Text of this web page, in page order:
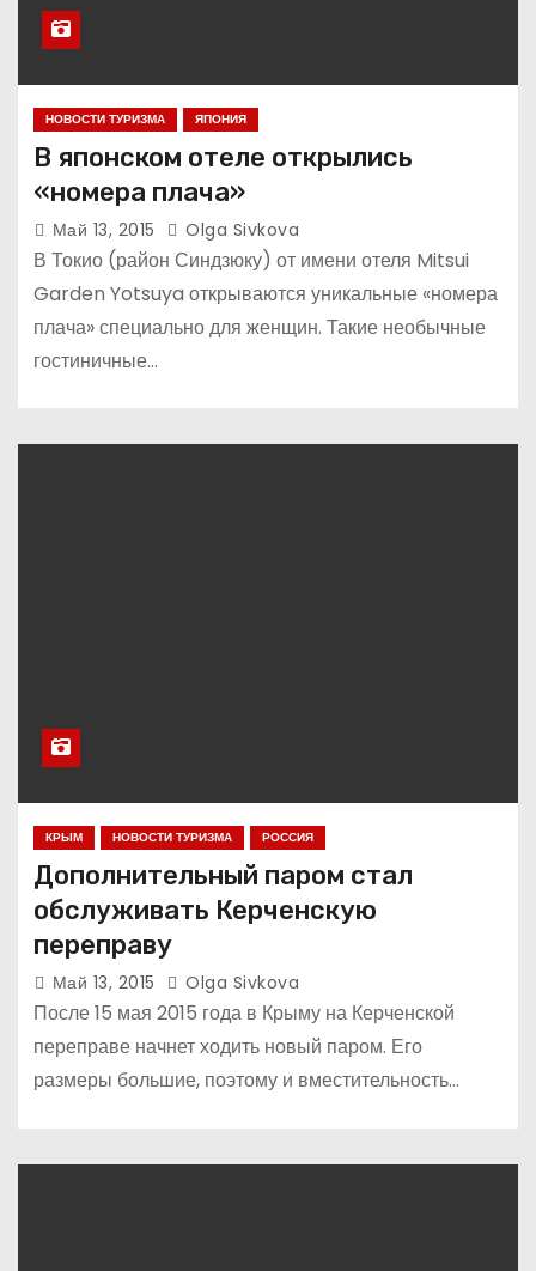
НОВОСТИ ТУРИЗМА ЯПОНИЯ
В японском отеле открылись
«номера плача»
Май 13, 2015 Olga Sivkova
В Токио (район Синдзюку) от имени отеля Mitsui
Garden Yotsuya открываются уникальные «номера
плача» специально для женщин. Такие необычные
гостиничные…
КРЫМ НОВОСТИ ТУРИЗМА РОССИЯ
Дополнительный паром стал
обслуживать Керченскую
переправу
Май 13, 2015 Olga Sivkova
После 15 мая 2015 года в Крыму на Керченской
переправе начнет ходить новый паром. Его
размеры большие, поэтому и вместительность…